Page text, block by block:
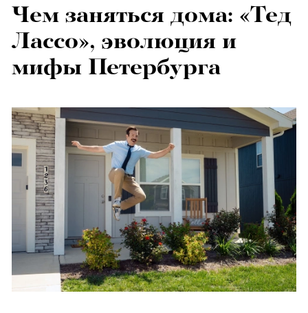
Чем заняться дома: «Тед
Лассо», эволюция и
мифы Петербурга